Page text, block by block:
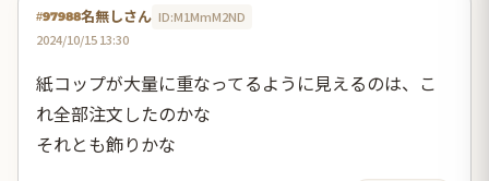
#97988名無しさん ID:M1MmM2ND
2024/10/15 13:30
紙コップが大量に重なってるように見えるのは、こ
れ全部注文したのかな
それとも飾りかな